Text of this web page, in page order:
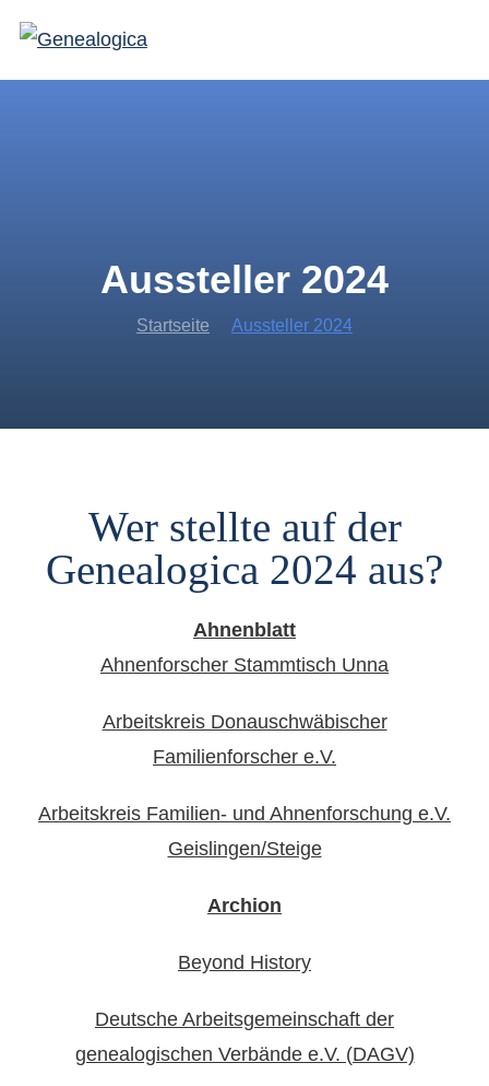
Aussteller 2024
Startseite Aussteller 2024
Wer stellte auf der
Genealogica 2024 aus?
Ahnenblatt
Ahnenforscher Stammtisch Unna
Arbeitskreis Donauschwäbischer
Familienforscher e.V.
Arbeitskreis Familien- und Ahnenforschung e.V.
Geislingen/Steige
Archion
Beyond History
Deutsche Arbeitsgemeinschaft der
genealogischen Verbände e.V. (DAGV)